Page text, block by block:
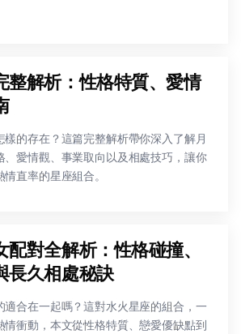
整解析：性格特質、愛情
樣的存在？這篇完整解析帶你深入了解月
、愛情觀、事業取向以及相處技巧，讓你
直率的星座組合。
配對全解析：性格碰撞、
長久相處秘訣
適合在一起嗎？這對水火星座的組合，一
情衝動，本文從性格特質、戀愛優缺點到